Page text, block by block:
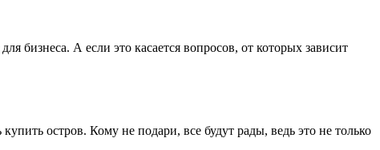
бизнеса. А если это касается вопросов, от которых зависит
остров. Кому не подари, все будут рады, ведь это не только